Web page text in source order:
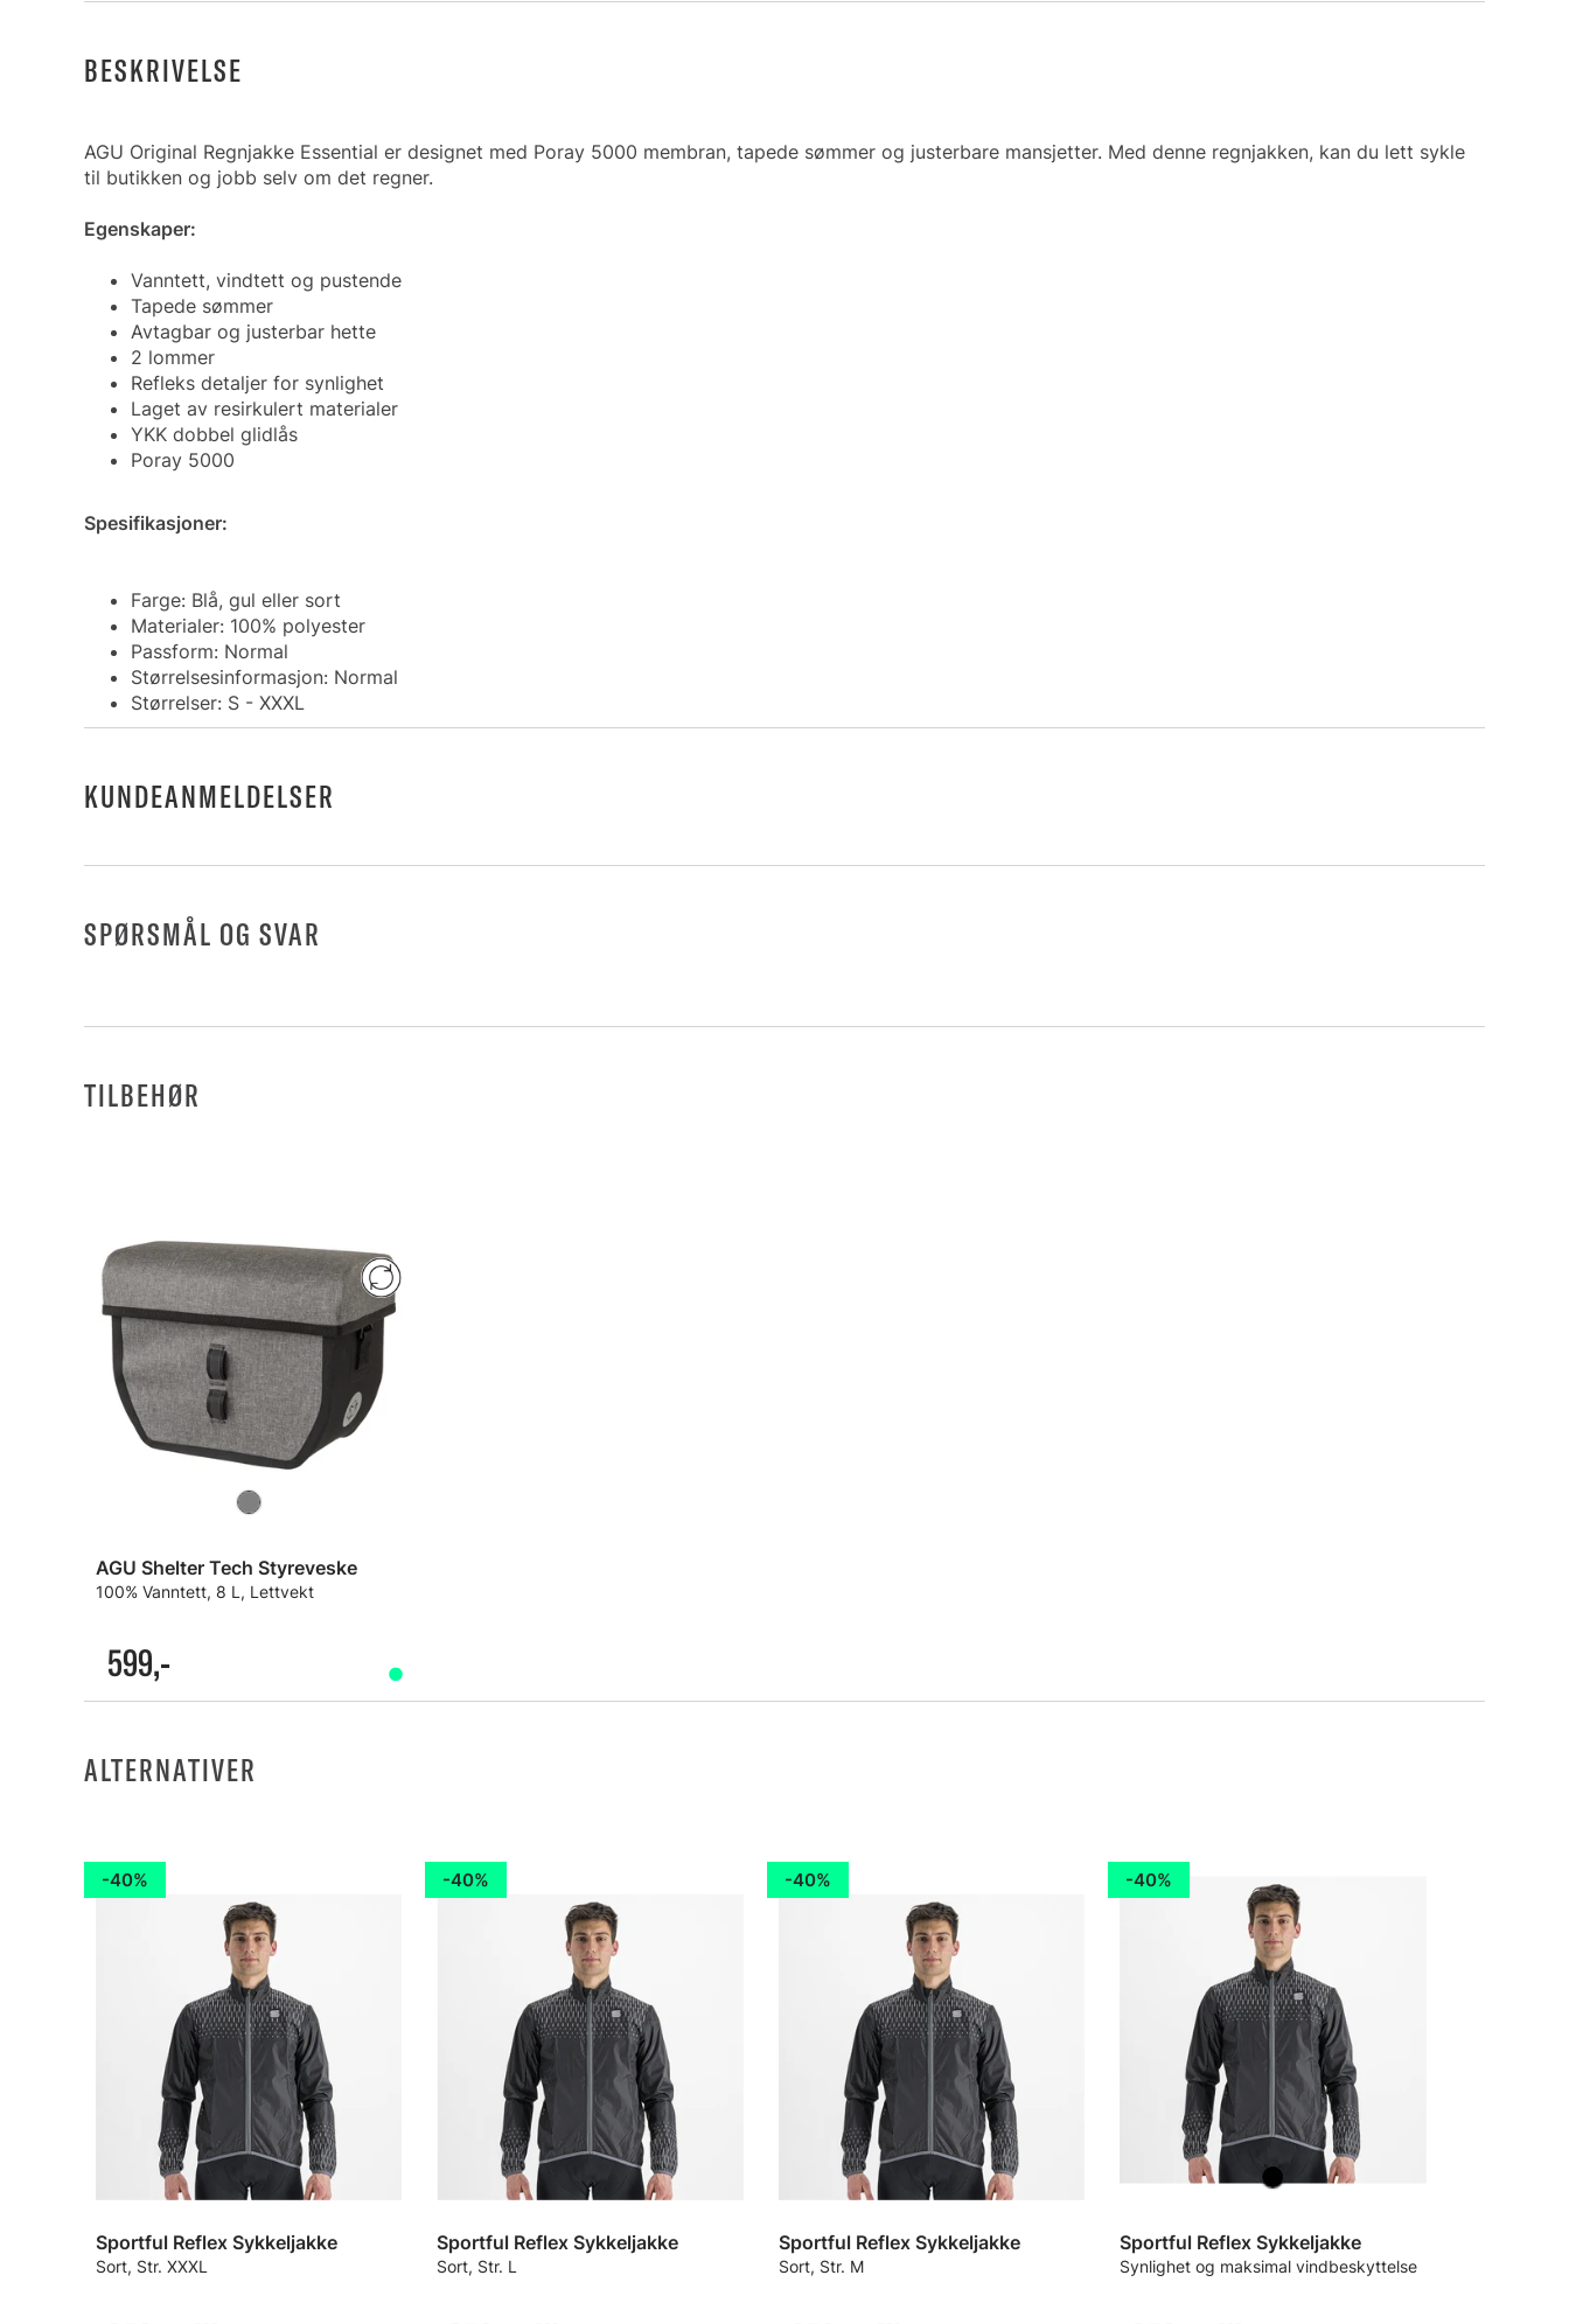
BESKRIVELSE
AGU Original Regnjakke Essential er designet med Poray 5000 membran, tapede sømmer og justerbare mansjetter. Med denne regnjakken, kan du lett sykle
til butikken og jobb selv om det regner.
Egenskaper:
Vanntett, vindtett og pustende
Tapede sømmer
Avtagbar og justerbar hette
2 lommer
Refleks detaljer for synlighet
Laget av resirkulert materialer
YKK dobbel glidlås
Poray 5000
Spesifikasjoner:
Farge: Blå, gul eller sort
Materialer: 100% polyester
Passform: Normal
Størrelsesinformasjon: Normal
Størrelser: S - XXXL
KUNDEANMELDELSER
SPØRSMÅL OG SVAR
TILBEHØR
AGU Shelter Tech Styreveske
100% Vanntett, 8 L, Lettvekt
599,-
ALTERNATIVER
40%
Sportful Reflex Sykkeljakke
Sort, Str. XXXL
40%
Sportful Reflex Sykkeljakke
Sort, Str. L
40%
Sportful Reflex Sykkeljakke
Sort, Str. M
40%
Sportful Reflex Sykkeljakke
Synlighet og maksimal vindbeskyttelse